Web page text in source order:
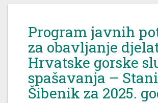
Program javnih
za obavljanje
Hrvatske gorske
spašavanja –
Šibenik za 2025.